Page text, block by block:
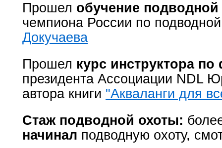
Прошел обучение подводной
чемпиона России по
Докучаева
Прошел курс инструктора
президента Ассоциации NDL
автора книги "Акваланги для
Стаж подводной охоты:
начинал подводную охоту,